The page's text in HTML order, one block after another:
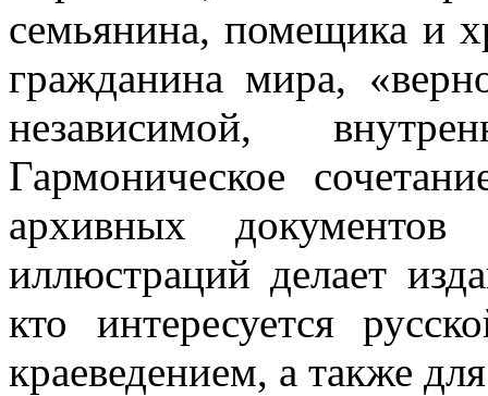
семьянина, помещика и
гражданина мира,
независимой,
Гармоническое
архивных
иллюстраций делает
кто интересуется
краеведением, а также